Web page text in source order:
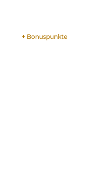
+ Bonuspunkte